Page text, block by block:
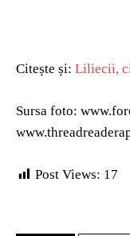
Citește și: Liliecii,
Sursa foto:
Post Views: 17